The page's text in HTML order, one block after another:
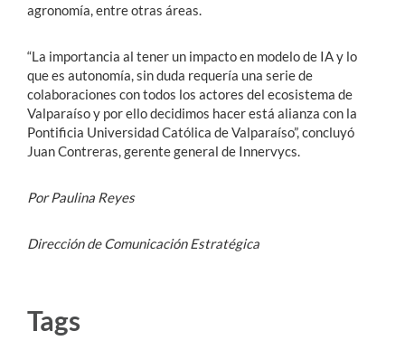
agronomía, entre otras áreas.
“La importancia al tener un impacto en modelo de IA y lo
que es autonomía, sin duda requería una serie de
colaboraciones con todos los actores del ecosistema de
Valparaíso y por ello decidimos hacer está alianza con la
Pontificia Universidad Católica de Valparaíso”, concluyó
Juan Contreras, gerente general de Innervycs.
Por Paulina Reyes
Dirección de Comunicación Estratégica
Tags